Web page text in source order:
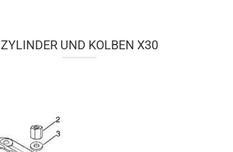
ZYLINDER UND KOLBEN X30